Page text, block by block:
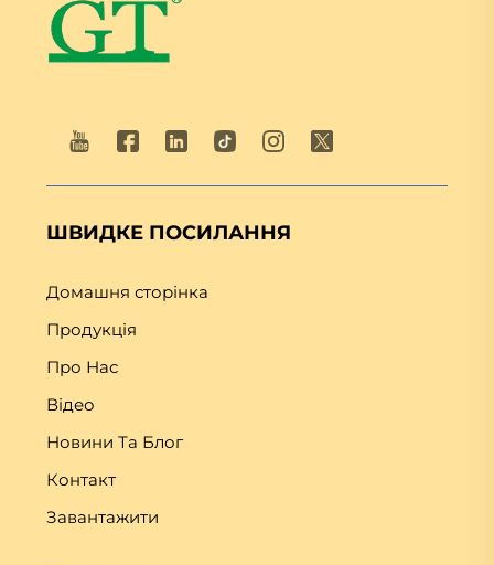
ШВИДКЕ ПОСИЛАННЯ
Домашня сторінка
Продукція
Про Нас
Відео
Новини Та Блог
Контакт
Завантажити